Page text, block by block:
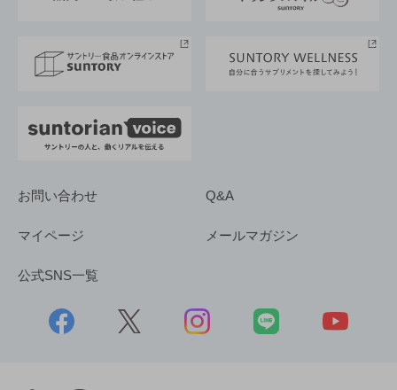
採用情報
お問い合わせ Q&A
マイページ メールマガジン
公式SNS一覧